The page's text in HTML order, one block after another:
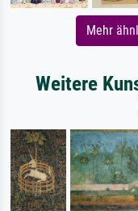
Mehr
Weitere